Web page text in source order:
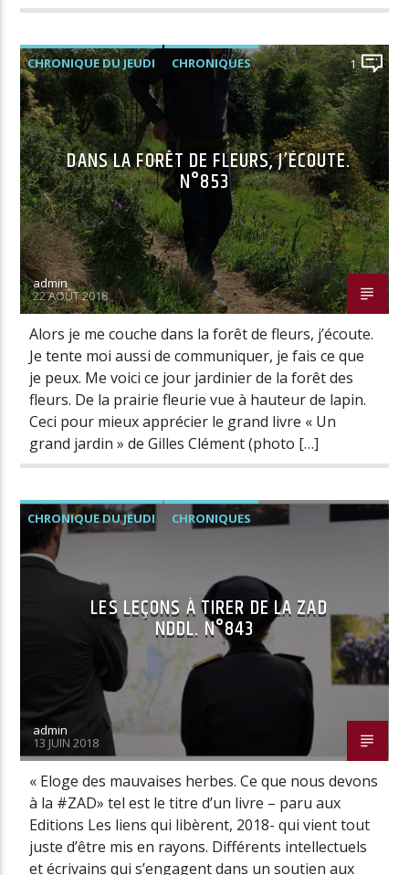
CHRONIQUE DU JEUDI CHRONIQUES 1
DANS LA FORÊT DE FLEURS, J’ÉCOUTE.
N°853
admin
22 AOÛT 2018
Alors je me couche dans la forêt de fleurs, j’écoute.
Je tente moi aussi de communiquer, je fais ce que
je peux. Me voici ce jour jardinier de la forêt des
fleurs. De la prairie fleurie vue à hauteur de lapin.
Ceci pour mieux apprécier le grand livre « Un
grand jardin » de Gilles Clément (photo […]
CHRONIQUE DU JEUDI CHRONIQUES
LES LEÇONS À TIRER DE LA ZAD
NDDL. N°843
admin
13 JUIN 2018
« Eloge des mauvaises herbes. Ce que nous devons
à la #ZAD» tel est le titre d’un livre – paru aux
Editions Les liens qui libèrent, 2018- qui vient tout
juste d’être mis en rayons. Différents intellectuels
et écrivains qui s’engagent dans un soutien aux